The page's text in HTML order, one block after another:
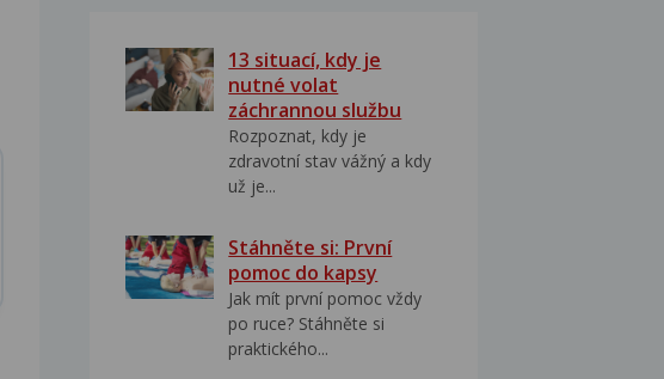
13 situací, kdy je
nutné volat
záchrannou službu
Rozpoznat, kdy je
zdravotní stav vážný a kdy
už je...
Stáhněte si: První
pomoc do kapsy
Jak mít první pomoc vždy
po ruce? Stáhněte si
praktického...